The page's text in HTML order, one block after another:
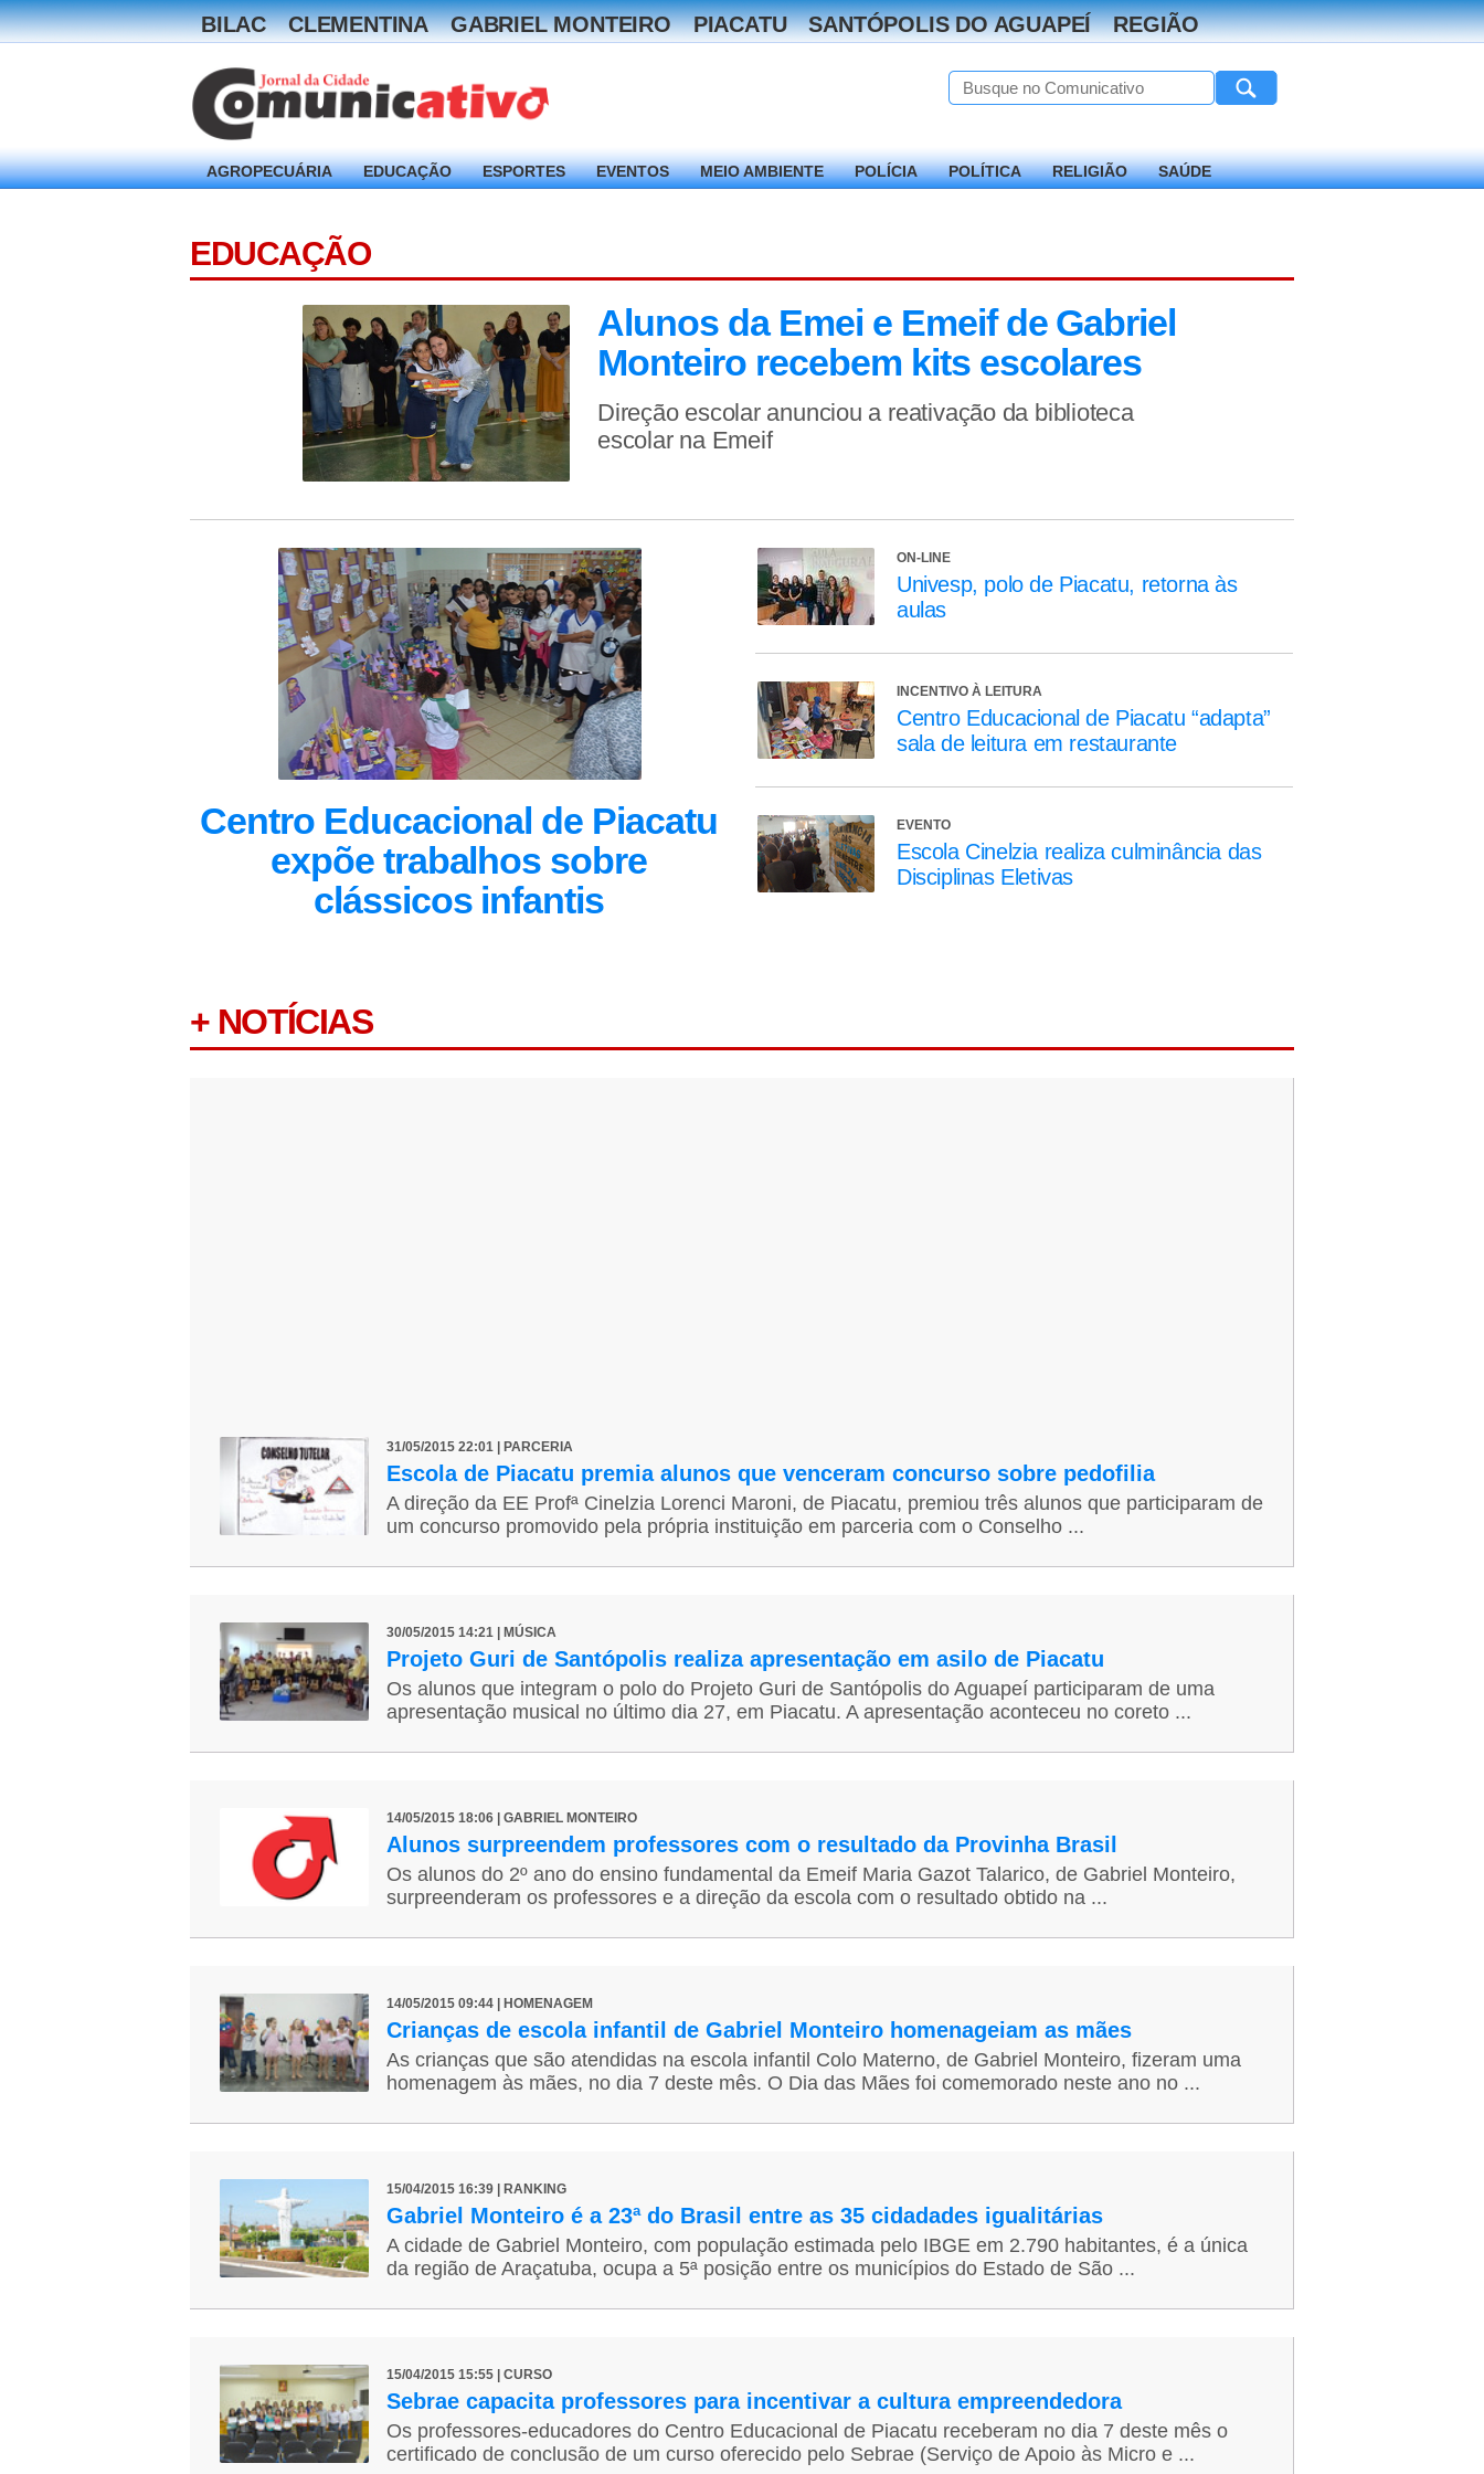
BILAC CLEMENTINA GABRIEL MONTEIRO PIACATU SANTÓPOLIS DO AGUAPEÍ REGIÃO
AGROPECUÁRIA EDUCAÇÃO ESPORTES EVENTOS MEIO AMBIENTE POLÍCIA POLÍTICA RELIGIÃO SAÚDE
EDUCAÇÃO
Alunos da Emei e Emeif de Gabriel
Monteiro recebem kits escolares
Direção escolar anunciou a reativação da biblioteca
escolar na Emeif
Centro Educacional de Piacatu
expõe trabalhos sobre
clássicos infantis
ON-LINE
Univesp, polo de Piacatu, retorna às
aulas
INCENTIVO À LEITURA
Centro Educacional de Piacatu “adapta”
sala de leitura em restaurante
EVENTO
Escola Cinelzia realiza culminância das
Disciplinas Eletivas
+ NOTÍCIAS
31/05/2015 22:01 | PARCERIA
Escola de Piacatu premia alunos que venceram concurso sobre pedofilia
A direção da EE Profª Cinelzia Lorenci Maroni, de Piacatu, premiou três alunos que participaram de
um concurso promovido pela própria instituição em parceria com o Conselho ...
30/05/2015 14:21 | MÚSICA
Projeto Guri de Santópolis realiza apresentação em asilo de Piacatu
Os alunos que integram o polo do Projeto Guri de Santópolis do Aguapeí participaram de uma
apresentação musical no último dia 27, em Piacatu. A apresentação aconteceu no coreto ...
14/05/2015 18:06 | GABRIEL MONTEIRO
Alunos surpreendem professores com o resultado da Provinha Brasil
Os alunos do 2º ano do ensino fundamental da Emeif Maria Gazot Talarico, de Gabriel Monteiro,
surpreenderam os professores e a direção da escola com o resultado obtido na ...
14/05/2015 09:44 | HOMENAGEM
Crianças de escola infantil de Gabriel Monteiro homenageiam as mães
As crianças que são atendidas na escola infantil Colo Materno, de Gabriel Monteiro, fizeram uma
homenagem às mães, no dia 7 deste mês. O Dia das Mães foi comemorado neste ano no ...
15/04/2015 16:39 | RANKING
Gabriel Monteiro é a 23ª do Brasil entre as 35 cidadades igualitárias
A cidade de Gabriel Monteiro, com população estimada pelo IBGE em 2.790 habitantes, é a única
da região de Araçatuba, ocupa a 5ª posição entre os municípios do Estado de São ...
15/04/2015 15:55 | CURSO
Sebrae capacita professores para incentivar a cultura empreendedora
Os professores-educadores do Centro Educacional de Piacatu receberam no dia 7 deste mês o
certificado de conclusão de um curso oferecido pelo Sebrae (Serviço de Apoio às Micro e ...